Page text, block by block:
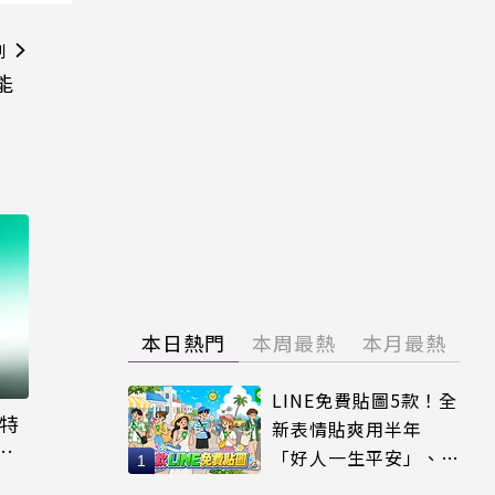
本日熱門 本周最熱 本月最熱
LINE免費貼圖5款！全
新表情貼爽用半年
「好人一生平安」、